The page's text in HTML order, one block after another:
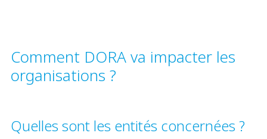
Comment DORA va impacter les
organisations ?
Quelles sont les entités concernées ?